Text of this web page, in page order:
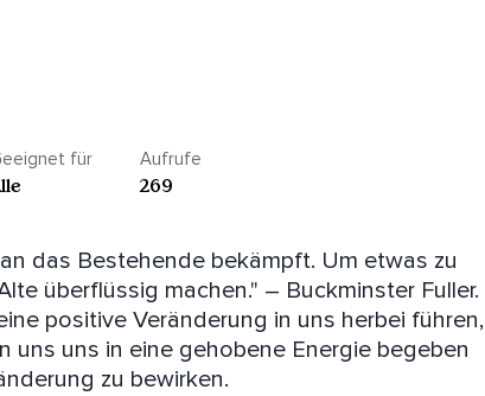
für Aufrufe
269
das Bestehende bekämpft. Um etwas zu
überflüssig machen." – Buckminster Fuller.
positive Veränderung in uns herbei führen,
uns uns in eine gehobene Energie begeben
zu bewirken.